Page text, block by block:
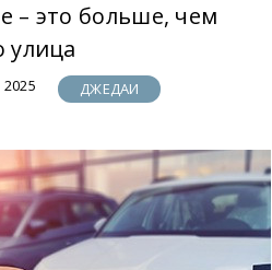
– это больше, чем
улица
2025 ДЖЕДАИ